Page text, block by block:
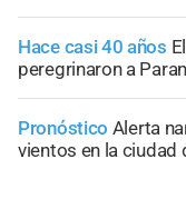
Hace casi 40 años
peregrinaron a
Pronóstico Alerta
vientos en la ciudad